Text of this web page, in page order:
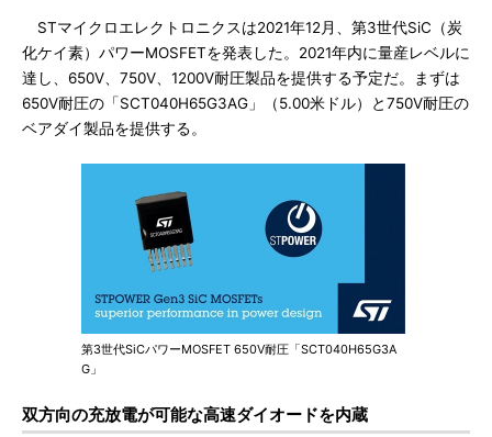
STマイクロエレクトロニクスは2021年12月、第3世代SiC（炭
化ケイ素）パワーMOSFETを発表した。2021年内に量産レベルに
達し、650V、750V、1200V耐圧製品を提供する予定だ。まずは
650V耐圧の「SCT040H65G3AG」（5.00米ドル）と750V耐圧の
ベアダイ製品を提供する。
第3世代SiCパワーMOSFET 650V耐圧「SCT040H65G3A
G」
双方向の充放電が可能な高速ダイオードを内蔵